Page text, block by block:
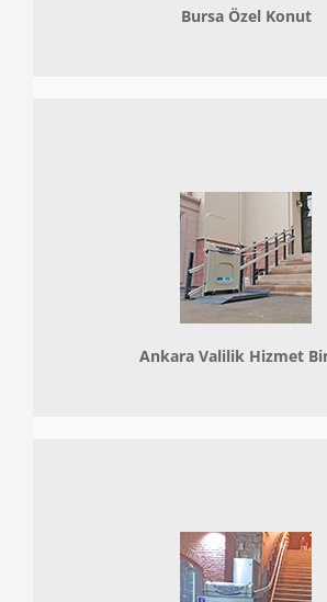
Bursa Özel Konut
Ankara Valilik Hizmet